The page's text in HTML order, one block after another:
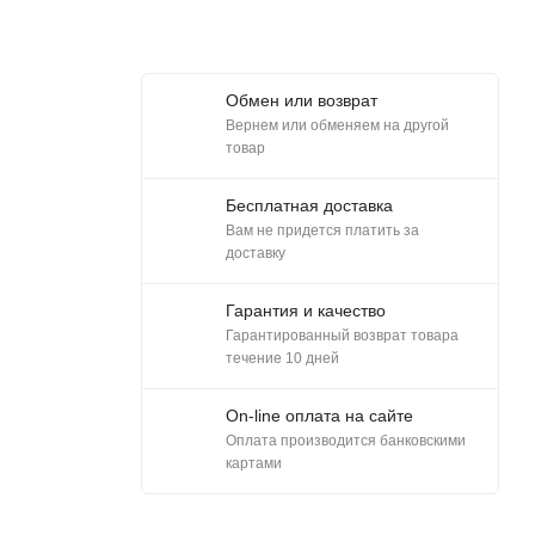
Обмен или возврат
Вернем или обменяем на другой
товар
Бесплатная доставка
Вам не придется платить за
доставку
Гарантия и качество
Гарантированный возврат товара
течение 10 дней
On-line оплата на сайте
Оплата производится банковскими
картами